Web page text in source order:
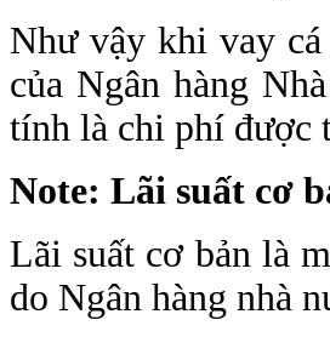
Như vậy khi vay
của Ngân hàng
tính là chi phí được
Note: Lãi suất cơ
Lãi suất cơ bản là
do Ngân hàng nhà